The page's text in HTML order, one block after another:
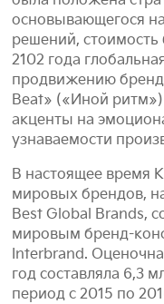
основывающегося
решений, стоимость
2102 года
продвижению
Beat» («Иной
акценты на
узнаваемости
В настоящее время
мировых брендов,
Best Global Brands,
мировым бренд-
Interbrand.
год составляла 6,3
период с 2015 по